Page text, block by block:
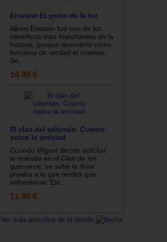
Einstein El genio de la luz
Albert Einstein fue uno de los
científicos más importantes de la
historia, porque descubrió cómo
funciona de verdad el cosmos.
Se...
14.80 €
El clan del talismán. Cuento
sobre la amistad
Cuando Miguel decide solicitar
la entrada en el Clan de los
guerreros, no sabe la dura
prueba a la que tendrá que
enfrentarse. Est...
11.90 €
Ver más artículos de la tienda